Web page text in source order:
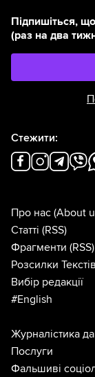
Підпишіться,
(раз на два
Стежити:
Про нас (About
Статті (RSS)
Фрагменти (RSS)
Розсилки Текстів
Вибір редакції
#English
Журналістика
Послуги
Фальшиві